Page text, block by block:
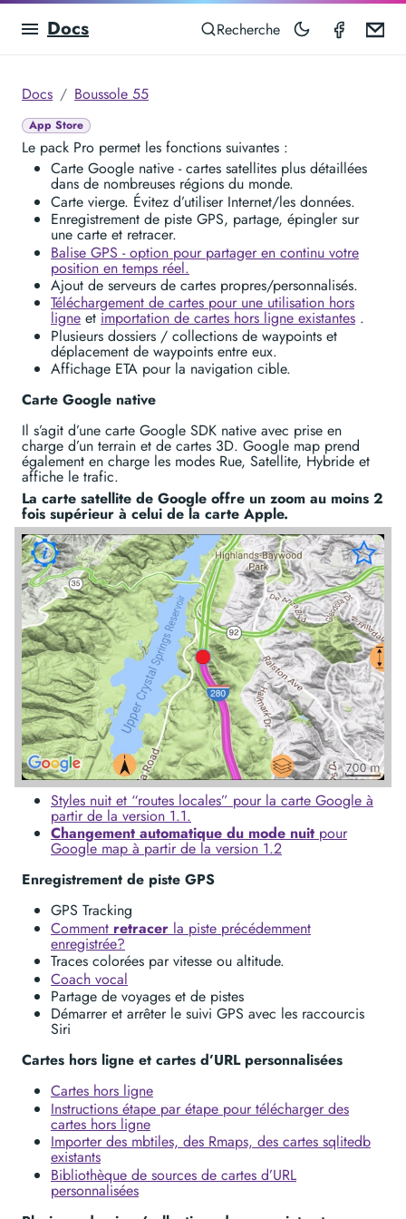
Docs Recherche
Docs Boussole 55
App Store
Le pack Pro permet les fonctions suivantes :
Carte Google native - cartes satellites plus détaillées
dans de nombreuses régions du monde.
Carte vierge. Évitez d’utiliser Internet/les données.
Enregistrement de piste GPS, partage, épingler sur
une carte et retracer.
Balise GPS - option pour partager en continu votre
position en temps réel.
Ajout de serveurs de cartes propres/personnalisés.
Téléchargement de cartes pour une utilisation hors
ligne et importation de cartes hors ligne existantes .
Plusieurs dossiers / collections de waypoints et
déplacement de waypoints entre eux.
Affichage ETA pour la navigation cible.
Carte Google native
Il s’agit d’une carte Google SDK native avec prise en
charge d’un terrain et de cartes 3D. Google map prend
également en charge les modes Rue, Satellite, Hybride et
affiche le trafic.
La carte satellite de Google offre un zoom au moins 2
fois supérieur à celui de la carte Apple.
Styles nuit et “routes locales” pour la carte Google à
partir de la version 1.1.
Changement automatique du mode nuit pour
Google map à partir de la version 1.2
Enregistrement de piste GPS
GPS Tracking
Comment retracer la piste précédemment
enregistrée?
Traces colorées par vitesse ou altitude.
Coach vocal
Partage de voyages et de pistes
Démarrer et arrêter le suivi GPS avec les raccourcis
Siri
Cartes hors ligne et cartes d’URL personnalisées
Cartes hors ligne
Instructions étape par étape pour télécharger des
cartes hors ligne
Importer des mbtiles, des Rmaps, des cartes sqlitedb
existants
Bibliothèque de sources de cartes d’URL
personnalisées